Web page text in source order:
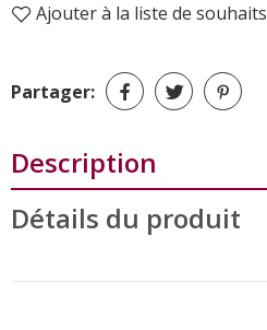
Ajouter à la liste de souhaits
Partager:
Description
Détails du produit